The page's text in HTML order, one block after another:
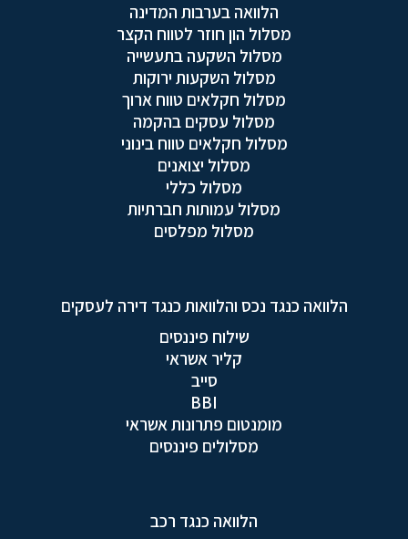
הלוואה בערבות המדינה
מסלול הון חוזר לטווח הקצר
מסלול השקעה בתעשייה
מסלול השקעות ירוקות
מסלול חקלאים טווח ארוך
מסלול עסקים בהקמה
מסלול חקלאים טווח בינוני
מסלול יצואנים
מסלול כללי
מסלול עמותות חברתיות
מסלול מפלסים
הלוואה כנגד נכס והלוואות כנגד דירה לעסקים
שילוח פיננסים
קליר אשראי
סייב
BBI
מומנטום פתרונות אשראי
מסלולים פיננסים
הלוואה כנגד רכב